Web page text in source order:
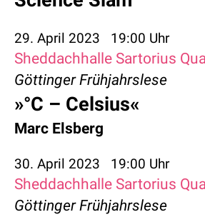
29. April 2023 19:00 Uhr
Sheddachhalle Sartorius
Göttinger Frühjahrslese
»°C – Celsius«
Marc Elsberg
30. April 2023 19:00 Uhr
Sheddachhalle Sartorius
Göttinger Frühjahrslese